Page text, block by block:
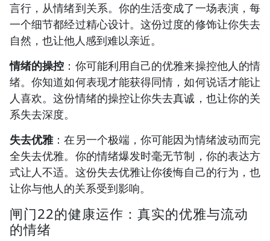
言行，从情绪到关系。你的生活变成了一场表演，每
一个细节都经过精心设计。这份过度的修饰让你失去
自然，也让他人感到难以亲近。
情绪的操控 ：你可能利用自己的优雅来操控他人的情
绪。你知道如何表现才能获得同情，如何说话才能让
人喜欢。这份情绪的操控让你失去真诚，也让你的关
系失去深度。
失去优雅：在另一个极端，你可能因为情绪波动而完
全失去优雅。你的情绪爆发时毫无节制，你的表达方
式让人不适。这份失去优雅让你後悔自己的行为，也
让你与他人的关系受到影响。
闸门22的健康运作：真实的优雅与流动
的情绪